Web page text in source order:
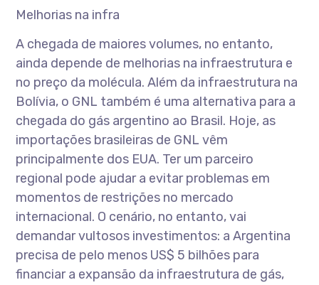
Melhorias na infra
A chegada de maiores volumes, no entanto,
ainda depende de melhorias na infraestrutura e
no preço da molécula. Além da infraestrutura na
Bolívia, o GNL também é uma alternativa para a
chegada do gás argentino ao Brasil. Hoje, as
importações brasileiras de GNL vêm
principalmente dos EUA. Ter um parceiro
regional pode ajudar a evitar problemas em
momentos de restrições no mercado
internacional. O cenário, no entanto, vai
demandar vultosos investimentos: a Argentina
precisa de pelo menos US$ 5 bilhões para
financiar a expansão da infraestrutura de gás,